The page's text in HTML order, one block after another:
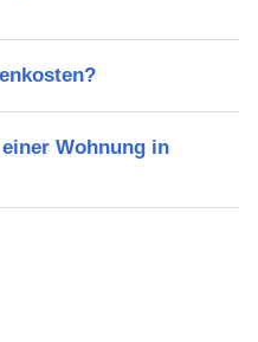
Wohnung in